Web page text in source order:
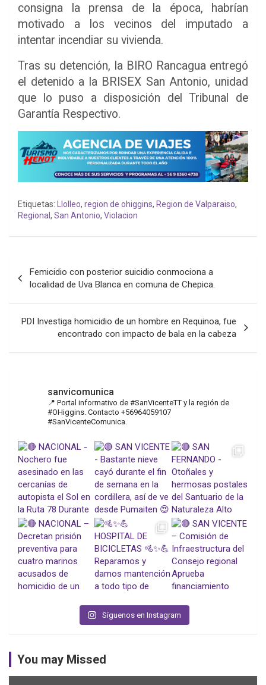
consigna la prensa de la época, habrían
motivado a los vecinos del imputado a
intentar incendiar su vivienda.
Tras su detención, la BIRO Rancagua entregó
el detenido a la BRISEX San Antonio, unidad
que lo puso a disposición del Tribunal de
Garantía Respectivo.
Etiquetas: Llolleo, region de ohiggins, Region de Valparaiso,
Regional , San Antonio, Violacion
de
entradas
Femicidio con posterior suicidio conmociona a
localidad de Uva Blanca en comuna de Chepica.
PDI Investiga homicidio de un hombre en Requinoa, fue
encontrado con impacto de bala en la cabeza
sanvicomunica
📍 Portal informativo de #SanVicenteTT y la región de
#OHiggins. Contacto +56964059107
#SanVicenteComunica.
Síguenos en Instagram
You may Missed